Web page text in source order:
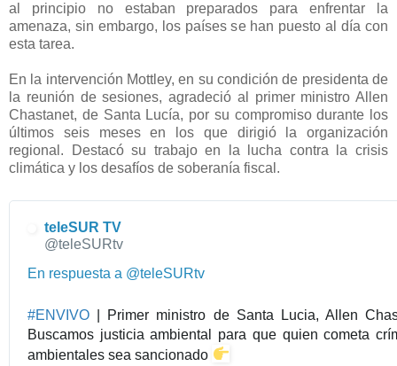
al principio no estaban preparados para enfrentar la
amenaza, sin embargo, los países se han puesto al día con
esta tarea.
En la intervención Mottley, en su condición de presidenta de
la reunión de sesiones, agradeció al primer ministro Allen
Chastanet, de Santa Lucía, por su compromiso durante los
últimos seis meses en los que dirigió la organización
regional. Destacó su trabajo en la lucha contra la crisis
climática y los desafíos de soberanía fiscal.
teleSUR TV
@teleSURtv
En respuesta a @teleSURtv
#ENVIVO | Primer ministro de Santa Lucia, Allen
Buscamos justicia ambiental para que quien cometa
ambientales sea sancionado